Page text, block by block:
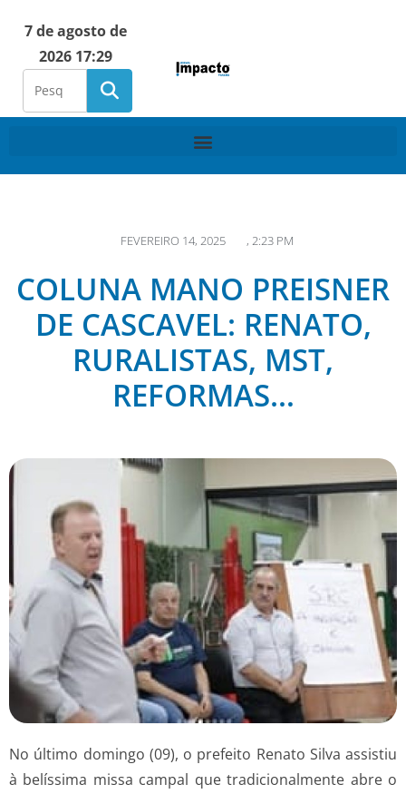
7 de agosto de
2026 17:29
FEVEREIRO 14, 2025 , 2:23 PM
COLUNA MANO PREISNER
DE CASCAVEL: RENATO,
RURALISTAS, MST,
REFORMAS…
No último domingo (09), o prefeito Renato Silva assistiu
à belíssima missa campal que tradicionalmente abre o